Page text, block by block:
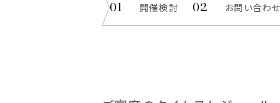
開催検討 お問い合わせ